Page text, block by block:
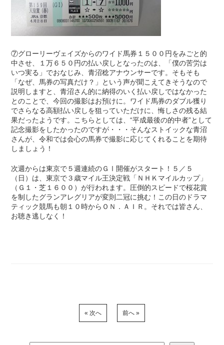
⑦グローリーヴェイズからのワイド馬券１５００円をみごと的
中させ、１万６５０円の払い戻しとなったのは、「僕の苦労は
いつ実る」でおなじみ、青沼稔アナウンサーです。そもそも
「なぜ、馬券の写真だけ？」という声が聞こえてきそうなので
説明しますと、青沼さん的に納得のいく払い戻しではなかった
とのことで、今回の撮影はお預けに。ワイド馬券のダブル獲り
でさらなる高額払い戻しを狙っていただけに、悔しさの残る結
果だったようです。こちらとしては、“平成最後の的中者”として
記念撮影をしたかったのですが・・・そんなストイックな青沼
さんが、令和では会心の馬券で撮影に応じてくれることを期待
しましょう！
次週からは東京で５週連続のＧⅠ開催がスタート！５／５
（日）は、東京で３歳マイル王決定戦「ＮＨＫマイルカップ」
（Ｇ１・芝１６００）が行われます。圧倒的スピードで桜花賞
を制したグランアレグリアが変則二冠に挑む！この日のドラマ
ティック競馬も朝１０時からＯＮ．ＡＩＲ。それでは皆さん、
お聴き逃しなく！
« 次へ 前へ »